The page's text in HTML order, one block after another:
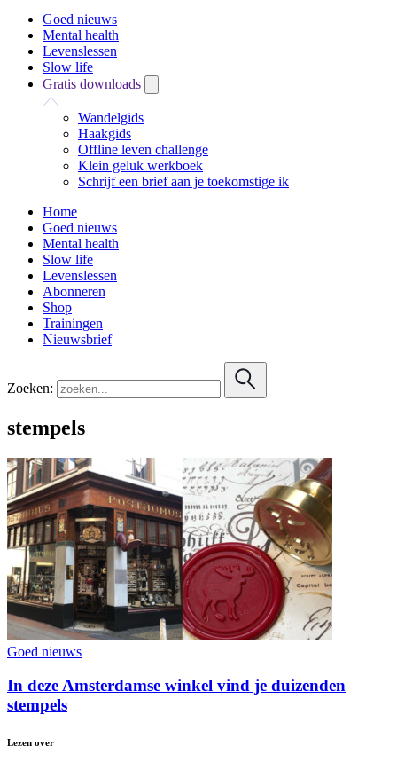
Goed nieuws
Mental health
Levenslessen
Slow life
Gratis downloads
Wandelgids
Haakgids
Offline leven challenge
Klein geluk werkboek
Schrijf een brief aan je toekomstige ik
Home
Goed nieuws
Mental health
Slow life
Levenslessen
Abonneren
Shop
Trainingen
Nieuwsbrief
Zoeken:
stempels
Goed nieuws
In deze Amsterdamse winkel vind je duizenden
stempels
Lezen over